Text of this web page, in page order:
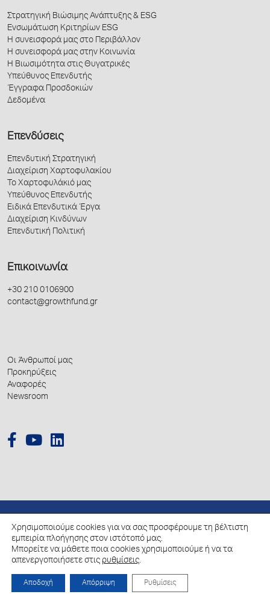
Στρατηγική Βιώσιμης Ανάπτυξης & ESG
Ενσωμάτωση Κριτηρίων ESG
Η συνεισφορά μας στο Περιβάλλον
Η συνεισφορά μας στην Κοινωνία
Η Βιωσιμότητα στις Θυγατρικές
Υπεύθυνος Επενδυτής
Έγγραφα Προσδοκιών
Δεδομένα
Επενδύσεις
Επενδυτική Στρατηγική
Διαχείριση Χαρτοφυλακίου
Το Χαρτοφυλάκιό μας
Υπεύθυνος Επενδυτής
Ειδικά Επενδυτικά Έργα
Διαχείριση Κινδύνων
Επενδυτική Πολιτική
Επικοινωνία
+30 210 0106900
contact@growthfund.gr
Οι Άνθρωποί μας
Προκηρύξεις
Αναφορές
Newsroom
© 2026 Hellenic Growth Fund.
Πολιτική για την επεξεργασία των Δεδομένων Προσωπικού Χαρακτήρα
Χρησιμοποιούμε cookies για να σας προσφέρουμε τη βέλτιστη
εμπειρία πλοήγησης στον ιστότοπό μας.
Μπορείτε να μάθετε ποια cookies χρησιμοποιούμε ή να τα
απενεργοποιήσετε στις ρυθμίσεις.
Αποδοχή Απόρριψη Ρυθμίσεις